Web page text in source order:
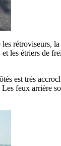
rétroviseurs,
les étriers de
est très
feux arrière